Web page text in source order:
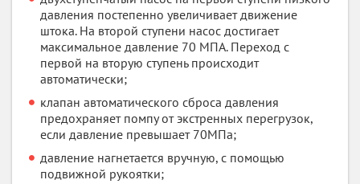
давления постепенно увеличивает движение
штока. На второй ступени насос достигает
максимальное давление 70 МПА. Переход с
первой на вторую ступень происходит
автоматически;
клапан автоматического сброса давления
предохраняет помпу от экстренных перегрузок,
если давление превышает 70МПа;
давление нагнетается вручную, с помощью
подвижной рукоятки;